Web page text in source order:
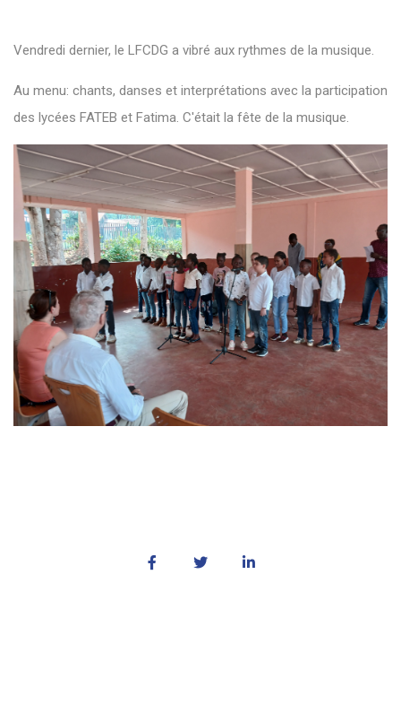
Vendredi dernier, le LFCDG a vibré aux rythmes de la musique.
Au menu: chants, danses et interprétations avec la participation
des lycées FATEB et Fatima. C'était la fête de la musique.